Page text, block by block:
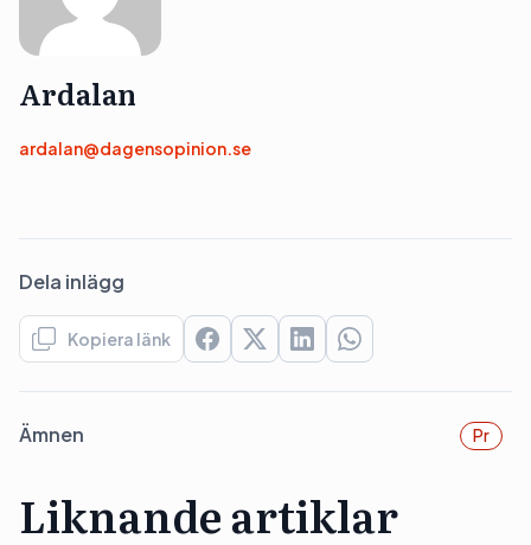
Ardalan
ardalan@dagensopinion.se
Dela inlägg
Kopiera länk
Ämnen Pr
Liknande artiklar